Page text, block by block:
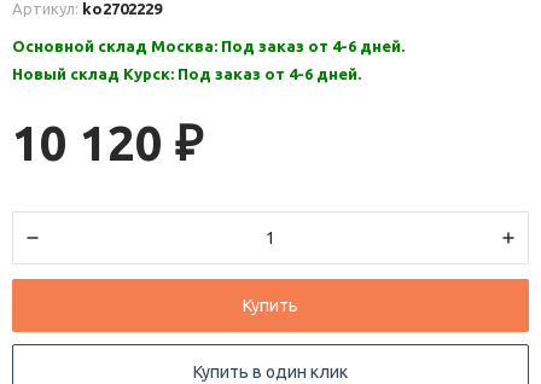
Артикул: ko2702229
Основной склад Москва: Под заказ от 4-6 дней.
Новый склад Курск: Под заказ от 4-6 дней.
10 120 ₽
Купить
Купить в один клик